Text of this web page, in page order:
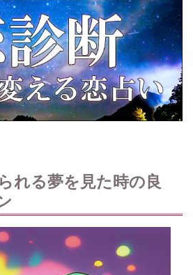
れる夢を見た時の良